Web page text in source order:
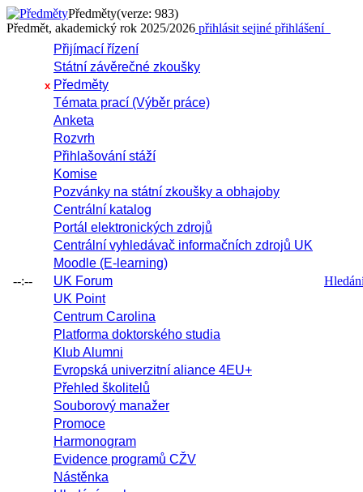
Předměty(verze: 983)
Předmět, akademický rok 2025/2026 přihlásit sejiné přihlášení
--:--
Přijímací řízení
Státní závěrečné zkoušky
x Předměty
Témata prací (Výběr práce)
Anketa
Rozvrh
Přihlašování stáží
Komise
Pozvánky na státní zkoušky a obhajoby
Centrální katalog
Portál elektronických zdrojů
Centrální vyhledávač informačních zdrojů UK
Moodle (E-learning)
UK Forum
UK Point
Centrum Carolina
Platforma doktorského studia
Klub Alumni
Evropská univerzitní aliance 4EU+
Přehled školitelů
Souborový manažer
Promoce
Harmonogram
Evidence programů CŽV
Nástěnka